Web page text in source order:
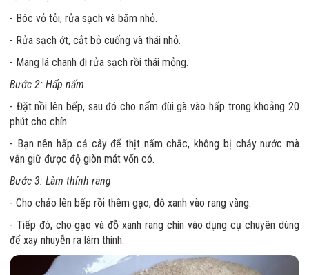
- Bóc vỏ tỏi, rửa sạch và băm nhỏ.
- Rửa sạch ớt, cắt bỏ cuống và thái nhỏ.
- Mang lá chanh đi rửa sạch rồi thái mỏng.
Bước 2: Hấp nấm
- Đặt nồi lên bếp, sau đó cho nấm đùi gà vào hấp trong khoảng 20
phút cho chín.
- Bạn nên hấp cả cây để thịt nấm chắc, không bị chảy nước mà
vẫn giữ được độ giòn mát vốn có.
Bước 3: Làm thính rang
- Cho chảo lên bếp rồi thêm gạo, đỗ xanh vào rang vàng.
- Tiếp đó, cho gạo và đỗ xanh rang chín vào dụng cụ chuyên dùng
để xay nhuyễn ra làm thính.